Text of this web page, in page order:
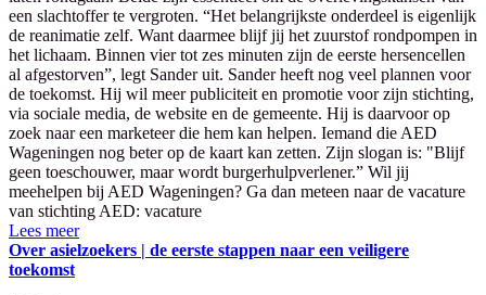
een slachtoffer te vergroten. “Het belangrijkste onderdeel is eigenlijk
de reanimatie zelf. Want daarmee blijf jij het zuurstof rondpompen in
het lichaam. Binnen vier tot zes minuten zijn de eerste hersencellen
al afgestorven”, legt Sander uit. Sander heeft nog veel plannen voor
de toekomst. Hij wil meer publiciteit en promotie voor zijn stichting,
via sociale media, de website en de gemeente. Hij is daarvoor op
zoek naar een marketeer die hem kan helpen. Iemand die AED
Wageningen nog beter op de kaart kan zetten. Zijn slogan is: "Blijf
geen toeschouwer, maar wordt burgerhulpverlener.” Wil jij
meehelpen bij AED Wageningen? Ga dan meteen naar de vacature
van stichting AED: vacature
Lees meer
Over asielzoekers | de eerste stappen naar een veiligere
toekomst